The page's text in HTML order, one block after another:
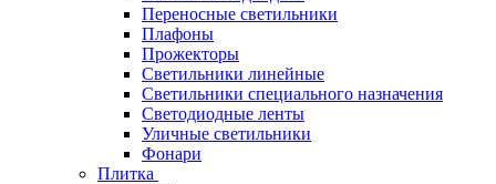
Переносные светильники
Плафоны
Прожекторы
Светильники линейные
Светильники специального назначения
Светодиодные ленты
Уличные светильники
Фонари
Плитка